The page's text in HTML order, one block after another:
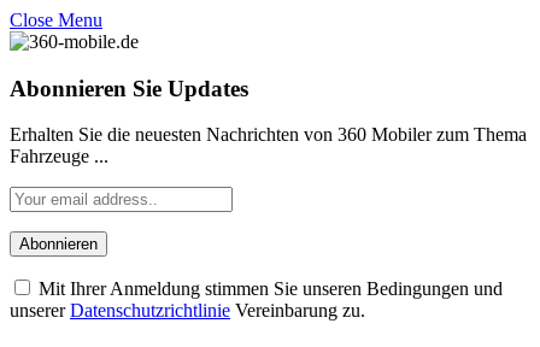
Close Menu
Abonnieren Sie Updates
Erhalten Sie die neuesten Nachrichten von 360 Mobiler zum Thema
Fahrzeuge ...
Mit Ihrer Anmeldung stimmen Sie unseren Bedingungen und
unsererDatenschutzrichtlinie Vereinbarung zu.